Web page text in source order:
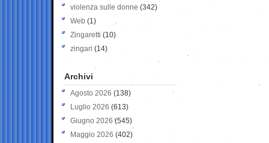
violenza sulle donne (342)
Web (1)
Zingaretti (10)
zingari (14)
Archivi
Agosto 2026 (138)
Luglio 2026 (613)
Giugno 2026 (545)
Maggio 2026 (402)